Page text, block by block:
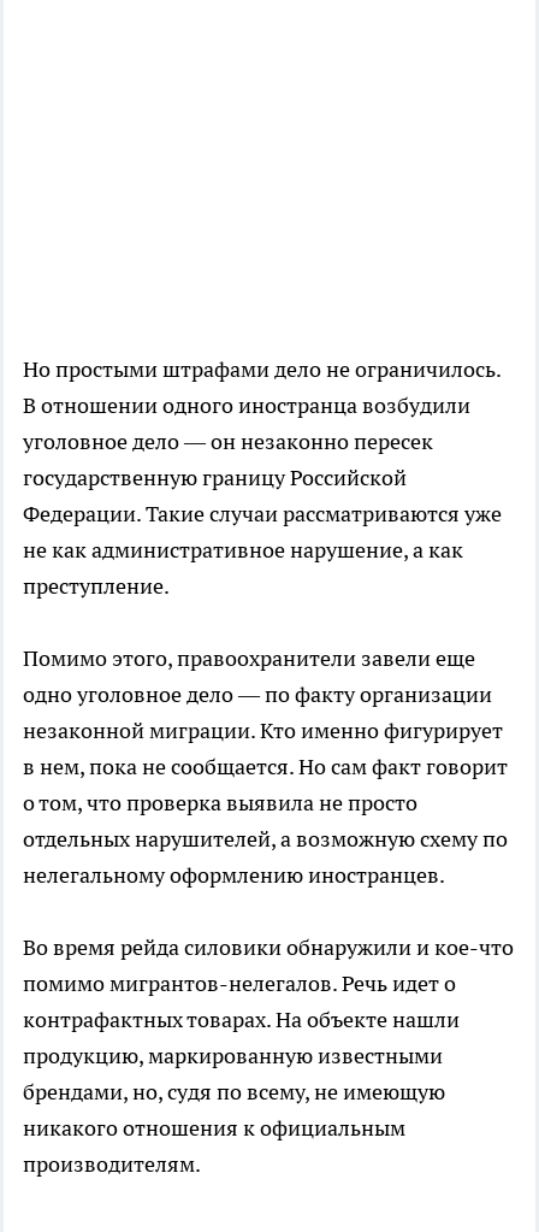
Но простыми штрафами дело не ограничилось.
В отношении одного иностранца возбудили
уголовное дело — он незаконно пересек
государственную границу Российской
Федерации. Такие случаи рассматриваются уже
не как административное нарушение, а как
преступление.
Помимо этого, правоохранители завели еще
одно уголовное дело — по факту организации
незаконной миграции. Кто именно фигурирует
в нем, пока не сообщается. Но сам факт говорит
о том, что проверка выявила не просто
отдельных нарушителей, а возможную схему по
нелегальному оформлению иностранцев.
Во время рейда силовики обнаружили и кое-что
помимо мигрантов-нелегалов. Речь идет о
контрафактных товарах. На объекте нашли
продукцию, маркированную известными
брендами, но, судя по всему, не имеющую
никакого отношения к официальным
производителям.